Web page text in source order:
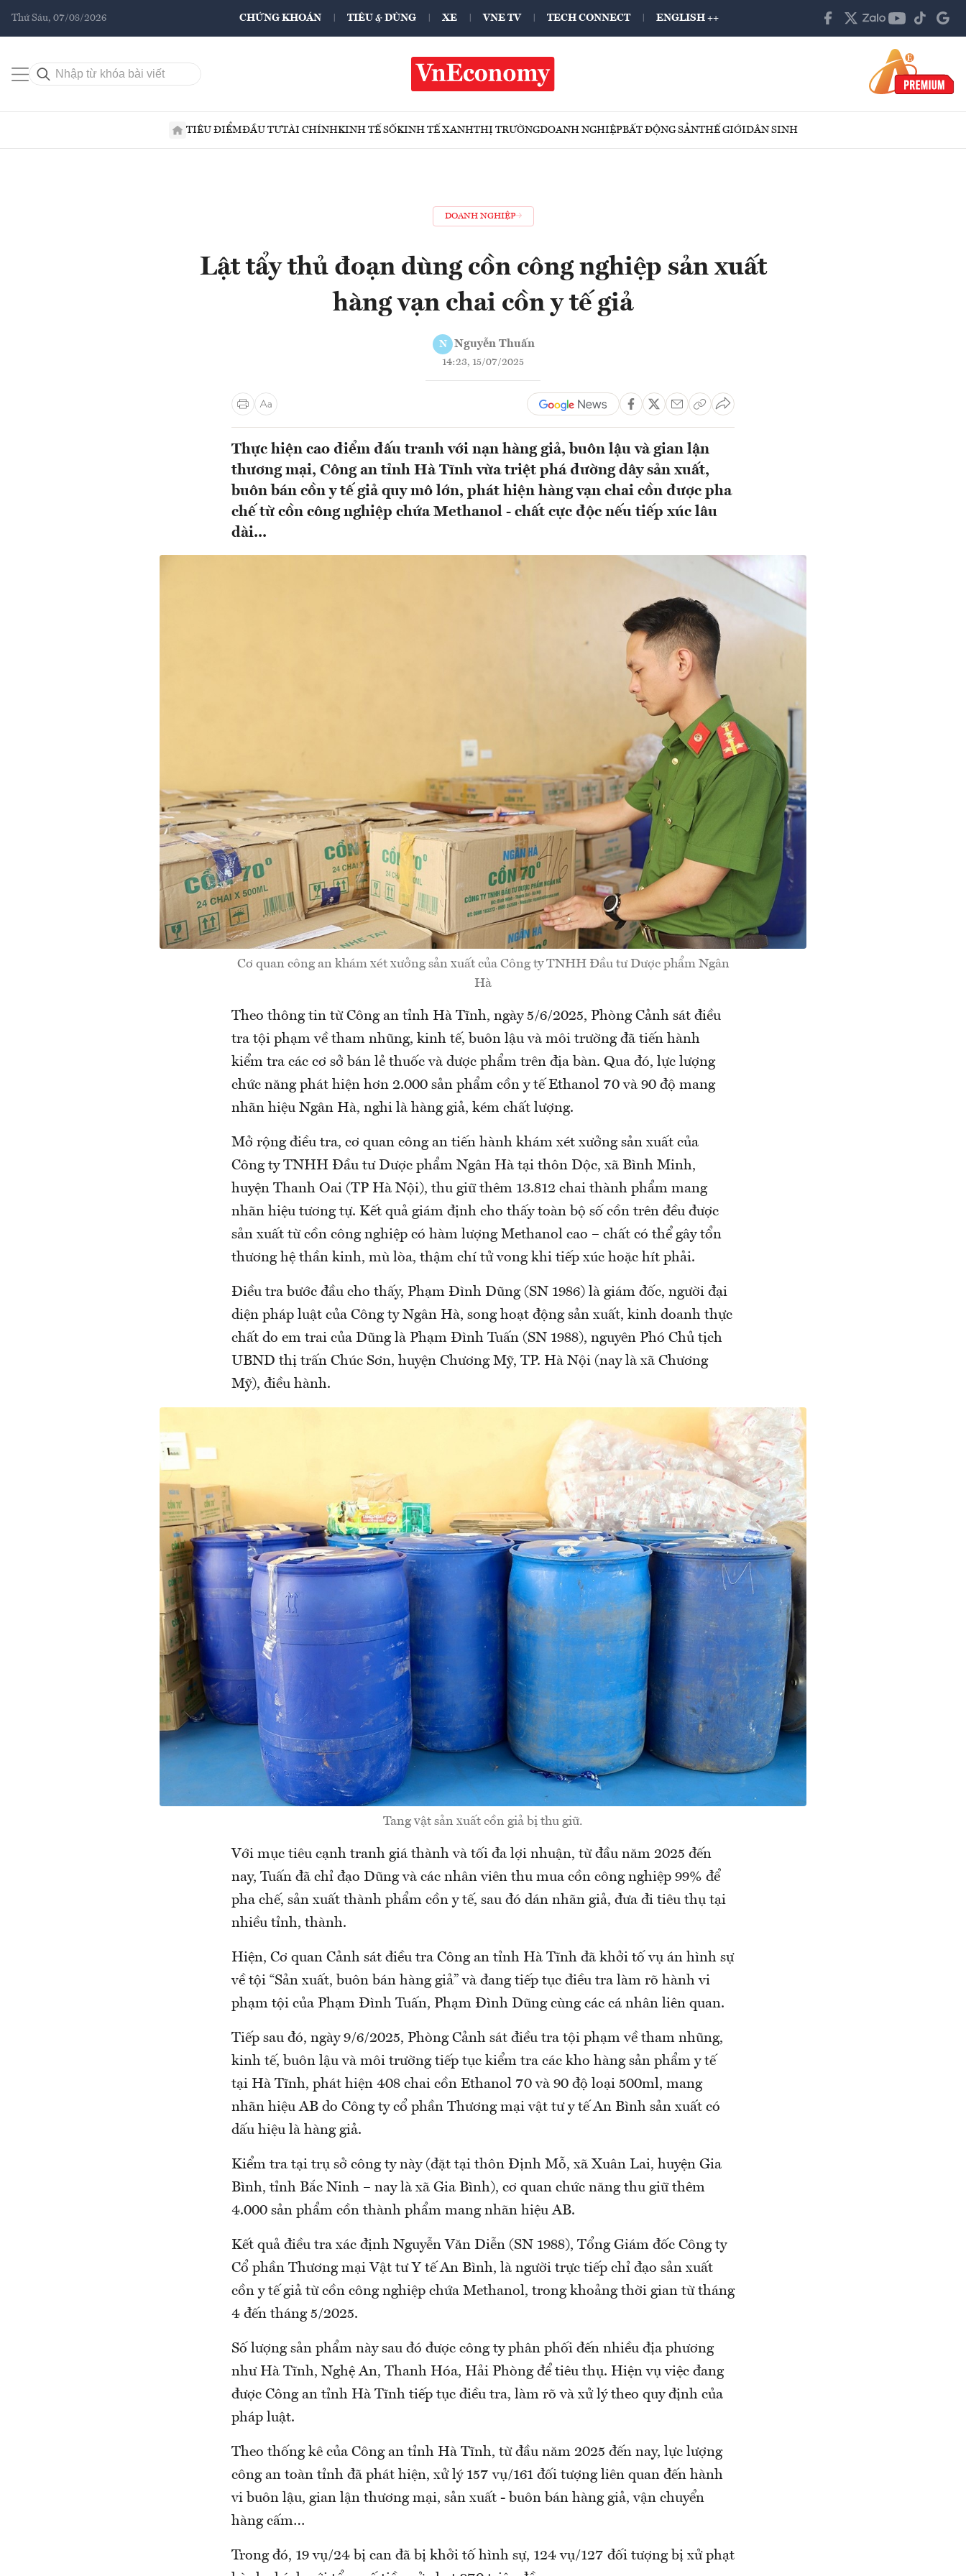
Thứ Sáu, 07/08/2026 CHỨNG KHOÁN TIÊU & DÙNG XE VNE TV TECH CONNECT ENGLISH ++
TIÊU ĐIỂMĐẦU TƯTÀI CHÍNHKINH TẾ SỐKINH TẾ XANHTHỊ TRƯỜNGDOANH NGHIỆPBẤT ĐỘNG SẢNTHẾ GIỚIDÂN SINH
DOANH NGHIỆP
Lật tẩy thủ đoạn dùng cồn công nghiệp sản xuất
hàng vạn chai cồn y tế giả
N Nguyễn Thuấn
14:23, 15/07/2025
Thực hiện cao điểm đấu tranh với nạn hàng giả, buôn lậu và gian lận
thương mại, Công an tỉnh Hà Tĩnh vừa triệt phá đường dây sản xuất,
buôn bán cồn y tế giả quy mô lớn, phát hiện hàng vạn chai cồn được pha
chế từ cồn công nghiệp chứa Methanol - chất cực độc nếu tiếp xúc lâu
dài...
Cơ quan công an khám xét xưởng sản xuất của Công ty TNHH Đầu tư Dược phẩm Ngân
Hà
Theo thông tin từ Công an tỉnh Hà Tĩnh, ngày 5/6/2025, Phòng Cảnh sát điều
tra tội phạm về tham nhũng, kinh tế, buôn lậu và môi trường đã tiến hành
kiểm tra các cơ sở bán lẻ thuốc và dược phẩm trên địa bàn. Qua đó, lực lượng
chức năng phát hiện hơn 2.000 sản phẩm cồn y tế Ethanol 70 và 90 độ mang
nhãn hiệu Ngân Hà, nghi là hàng giả, kém chất lượng.
Mở rộng điều tra, cơ quan công an tiến hành khám xét xưởng sản xuất của
Công ty TNHH Đầu tư Dược phẩm Ngân Hà tại thôn Dộc, xã Bình Minh,
huyện Thanh Oai (TP Hà Nội), thu giữ thêm 13.812 chai thành phẩm mang
nhãn hiệu tương tự. Kết quả giám định cho thấy toàn bộ số cồn trên đều được
sản xuất từ cồn công nghiệp có hàm lượng Methanol cao – chất có thể gây tổn
thương hệ thần kinh, mù lòa, thậm chí tử vong khi tiếp xúc hoặc hít phải.
Điều tra bước đầu cho thấy, Phạm Đình Dũng (SN 1986) là giám đốc, người đại
diện pháp luật của Công ty Ngân Hà, song hoạt động sản xuất, kinh doanh thực
chất do em trai của Dũng là Phạm Đình Tuấn (SN 1988), nguyên Phó Chủ tịch
UBND thị trấn Chúc Sơn, huyện Chương Mỹ, TP. Hà Nội (nay là xã Chương
Mỹ), điều hành.
Tang vật sản xuất cồn giả bị thu giữ.
Với mục tiêu cạnh tranh giá thành và tối đa lợi nhuận, từ đầu năm 2025 đến
nay, Tuấn đã chỉ đạo Dũng và các nhân viên thu mua cồn công nghiệp 99% để
pha chế, sản xuất thành phẩm cồn y tế, sau đó dán nhãn giả, đưa đi tiêu thụ tại
nhiều tỉnh, thành.
Hiện, Cơ quan Cảnh sát điều tra Công an tỉnh Hà Tĩnh đã khởi tố vụ án hình sự
về tội “Sản xuất, buôn bán hàng giả” và đang tiếp tục điều tra làm rõ hành vi
phạm tội của Phạm Đình Tuấn, Phạm Đình Dũng cùng các cá nhân liên quan.
Tiếp sau đó, ngày 9/6/2025, Phòng Cảnh sát điều tra tội phạm về tham nhũng,
kinh tế, buôn lậu và môi trường tiếp tục kiểm tra các kho hàng sản phẩm y tế
tại Hà Tĩnh, phát hiện 408 chai cồn Ethanol 70 và 90 độ loại 500ml, mang
nhãn hiệu AB do Công ty cổ phần Thương mại vật tư y tế An Bình sản xuất có
dấu hiệu là hàng giả.
Kiểm tra tại trụ sở công ty này (đặt tại thôn Định Mỗ, xã Xuân Lai, huyện Gia
Bình, tỉnh Bắc Ninh – nay là xã Gia Bình), cơ quan chức năng thu giữ thêm
4.000 sản phẩm cồn thành phẩm mang nhãn hiệu AB.
Kết quả điều tra xác định Nguyễn Văn Diễn (SN 1988), Tổng Giám đốc Công ty
Cổ phần Thương mại Vật tư Y tế An Bình, là người trực tiếp chỉ đạo sản xuất
cồn y tế giả từ cồn công nghiệp chứa Methanol, trong khoảng thời gian từ tháng
4 đến tháng 5/2025.
Số lượng sản phẩm này sau đó được công ty phân phối đến nhiều địa phương
như Hà Tĩnh, Nghệ An, Thanh Hóa, Hải Phòng để tiêu thụ. Hiện vụ việc đang
được Công an tỉnh Hà Tĩnh tiếp tục điều tra, làm rõ và xử lý theo quy định của
pháp luật.
Theo thống kê của Công an tỉnh Hà Tĩnh, từ đầu năm 2025 đến nay, lực lượng
công an toàn tỉnh đã phát hiện, xử lý 157 vụ/161 đối tượng liên quan đến hành
vi buôn lậu, gian lận thương mại, sản xuất - buôn bán hàng giả, vận chuyển
hàng cấm…
Trong đó, 19 vụ/24 bị can đã bị khởi tố hình sự, 124 vụ/127 đối tượng bị xử phạt